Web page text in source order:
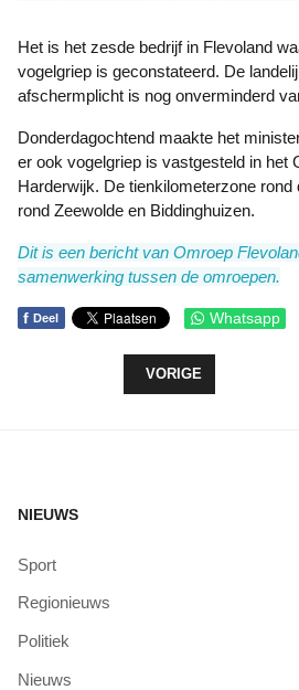
Het is het zesde bedrijf in Flevoland waar deze winter
vogelgriep is geconstateerd. De
afschermplicht is nog onverminderd
Donderdagochtend maakte het ministerie van LNV bekend dat
er ook vogelgriep is vastgesteld in het
Harderwijk. De tienkilometerzone rond
rond Zeewolde en Biddinghuizen.
Dit is een bericht van Omroep Flevoland in het kader van de
samenwerking tussen de omroepen.
f Deel Whatsapp
VORIG ARTIKEL:
VORIGE
NIEUWS
Sport
Regionieuws
Politiek
Nieuws